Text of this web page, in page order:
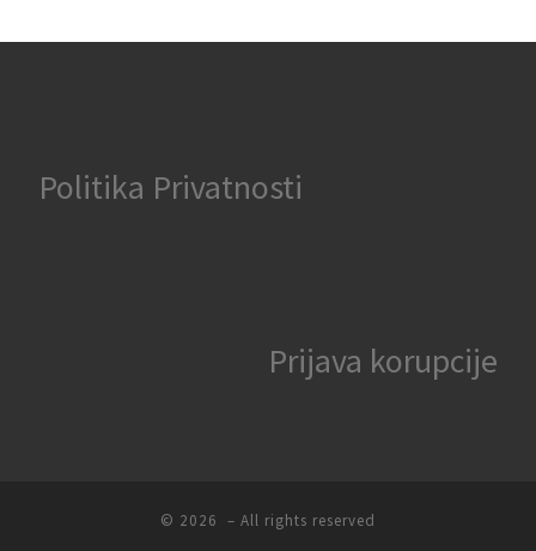
Politika Privatnosti
Prijava korupcije
© 2026 – All rights reserved